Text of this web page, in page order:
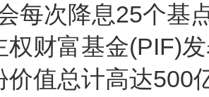
每次降息25个基
权财富基金(PIF)
价值总计高达500